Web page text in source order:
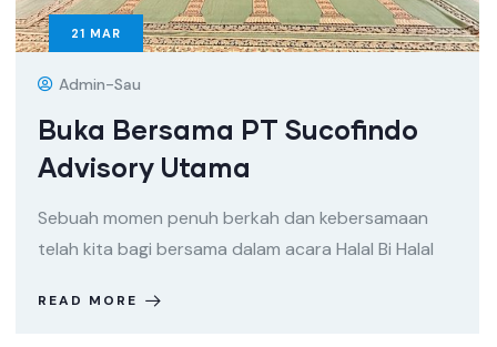
21 MAR
Admin-Sau
Buka Bersama PT Sucofindo
Advisory Utama
Sebuah momen penuh berkah dan kebersamaan
telah kita bagi bersama dalam acara Halal Bi Halal
READ MORE